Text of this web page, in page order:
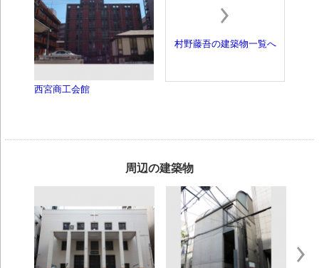
西宮商工会館
村野藤吾の建築物一覧へ
周辺の建築物